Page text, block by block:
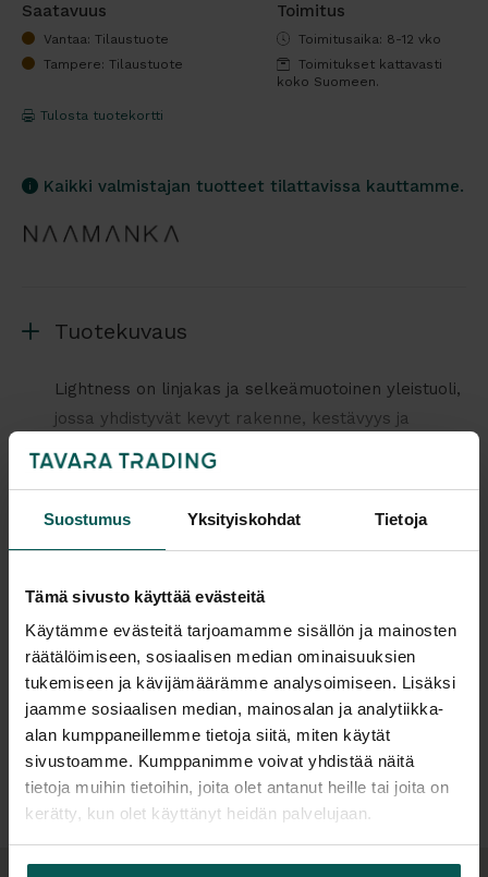
Suostumus Yksityiskohdat Tietoja
Tämä sivusto käyttää evästeitä
Käytämme evästeitä tarjoamamme sisällön ja mainosten
räätälöimiseen, sosiaalisen median ominaisuuksien
tukemiseen ja kävijämäärämme analysoimiseen. Lisäksi
jaamme sosiaalisen median, mainosalan ja analytiikka-
alan kumppaneillemme tietoja siitä, miten käytät
sivustoamme. Kumppanimme voivat yhdistää näitä
tietoja muihin tietoihin, joita olet antanut heille tai joita on
kerätty, kun olet käyttänyt heidän palvelujaan.
Saatavuus
Vantaa: Tilaustuote
Tampere: Tilaustuote
Toimitus
Toimitusaika: 8-12 vko
Toimitukset kattavasti
koko Suomeen.
Tulosta tuotekortti
Kaikki valmistajan tuotteet tilattavissa kauttamme.
Tuotekuvaus
Lightness on linjakas ja selkeämuotoinen yleistuoli,
jossa yhdistyvät kevyt rakenne, kestävyys ja
viimeistelty ilme. Rakenteessa ei ole näkyviä
lenkkijalkainen perusmalli, Lightness C4
nelipistejalkainen kevyempi versio ja Lightness BC
käsinojallinen malli. Kaikki mallit ovat pinottavia ja
soveltuvat tiloihin, joissa kalusteita siirretään ja
varastoidaan säännöllisesti. Tuolit valmistetaan
Suomessa.
Käyttö ja soveltuvuus
Lightness-tuolit on suunniteltu tehokkaaseen
Lisätiedot
Tiedostot